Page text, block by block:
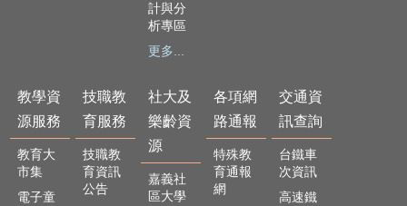
資
源
各
項
網
計與分
析專區
更多...
教學資
源服務
教育大
市集
電子童
技職教
育服務
技職教
育資訊
公告
社大及
樂齡資
源
嘉義社
區大學
各項網
路通報
特殊教
育通報
網
交通資
訊查詢
台鐵車
次資訊
高速鐵